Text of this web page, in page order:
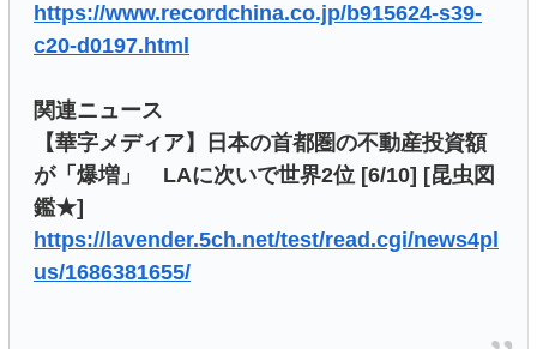
https://www.recordchina.co.jp/b915624-s39-
c20-d0197.html
関連ニュース
【華字メディア】日本の首都圏の不動産投資額
が「爆増」 LAに次いで世界2位 [6/10] [昆虫図
鑑★]
https://lavender.5ch.net/test/read.cgi/news4pl
us/1686381655/